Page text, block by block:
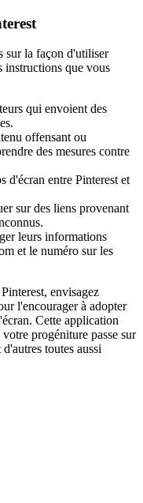
sur la façon d'utiliser
instructions que vous
qui envoient des
offensant ou
des mesures contre
d'écran entre Pinterest et
sur des liens provenant
leurs informations
et le numéro sur les
envisagez
l'encourager à adopter
Cette application
progéniture passe sur
toutes aussi